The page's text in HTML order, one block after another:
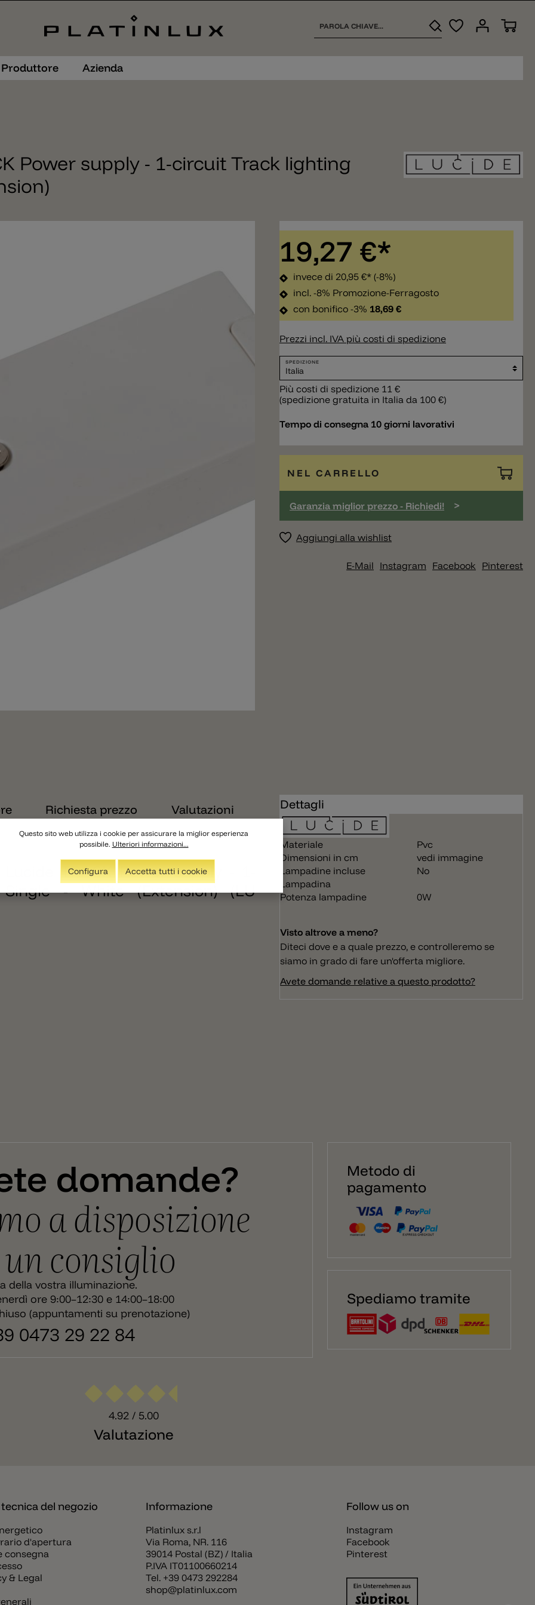
Produttore Azienda
Power supply - 1-circuit Track lighting
19,27 €*
invece di 20,95 €* (-8%)
incl. -8% Promozione-Ferragosto
con bonifico -3% 18,69 €
Prezzi incl. IVA più costi di spedizione
SPEDIZIONE
Più costi di spedizione 11 €
(spedizione gratuita in Italia da 100 €)
Tempo di consegna 10 giorni lavorativi
NEL CARRELLO
Garanzia miglior prezzo - Richiedi! >
Aggiungi alla wishlist
E-Mail Instagram Facebook Pinterest
Richiesta prezzo Valutazioni
TRACK Power supply - 1-
- White (Extension) (LU
Dettagli
Materiale
Pvc
Dimensioni in cm
vedi immagine
Lampadine incluse
No
Lampadina
Potenza lampadine
0W
Visto altrove a meno?
Diteci dove e a quale prezzo, e controlleremo se
siamo in grado di fare un'offerta migliore.
Avete domande relative a questo prodotto?
domande?
a disposizione
consiglio
della vostra illuminazione.
ore 9:00–12:30 e 14:00–18:00
(appuntamenti su prenotazione)
0473 29 22 84
Metodo di
pagamento
Spediamo tramite
4.92 / 5.00
Valutazione
Follow us on
Instagram
Facebook
Pinterest
Informazione
Platinlux s.r.l
Via Roma, NR. 116
39014 Postal (BZ) / Italia
P.IVA IT01100660214
Tel. +39 0473 292284
shop@platinlux.com
del negozio
d'apertura
consegna
& Legal
Questo sito web utilizza i cookie per assicurare la miglior esperienza
possibile. Ulteriori informazioni...
Configura Accetta tutti i cookie